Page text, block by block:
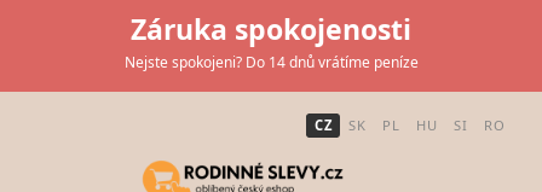
Záruka spokojenosti
Nejste spokojeni? Do 14 dnů vrátíme peníze
CZ SK PL HU SI RO